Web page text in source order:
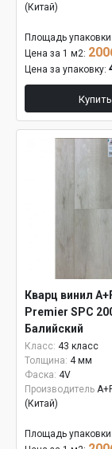
(Китай)
Площадь упаковки:
Цена за 1 м2:
Цена за упаковку:
Купить
Кварц винил
Premier SPC
Балийский
Класс: 43 класс
Толщина: 4 мм
Фаска: 4V
Производитель
(Китай)
Площадь упаковки: